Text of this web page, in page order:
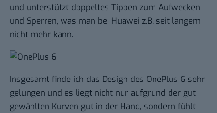
und unterstützt doppeltes Tippen zum Aufwecken
und Sperren, was man bei Huawei z.B. seit langem
nicht mehr kann.
Insgesamt finde ich das Design des OnePlus 6 sehr
gelungen und es liegt nicht nur aufgrund der gut
gewählten Kurven gut in der Hand, sondern fühlt